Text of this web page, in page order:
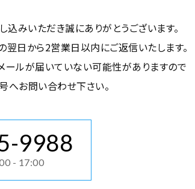
みいただき誠にありがとうございます。
日から2営業日以内にご返信いたします。
ールが届いていない可能性がありますので
お問い合わせ下さい。
-9988
- 17:00